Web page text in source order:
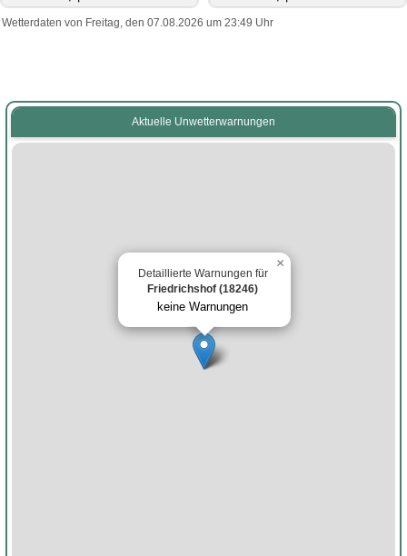
Wetterdaten von Freitag, den 07.08.2026 um 23:49 Uhr
Aktuelle Unwetterwarnungen
Detaillierte Warnungen für
Friedrichshof (18246)
keine Warnungen
×